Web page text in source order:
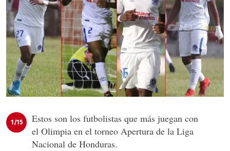
1/15
Estos son los futbolistas que más juegan con
el Olimpia en el torneo Apertura de la Liga
Nacional de Honduras.